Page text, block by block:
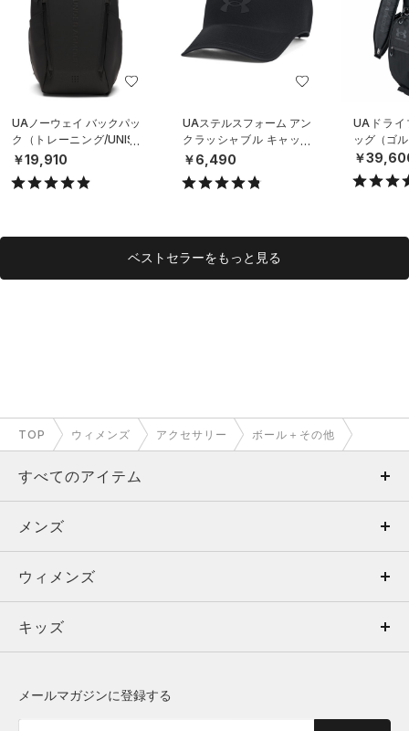
UAノーウェイ バックパッ
ク（トレーニング/UNISE
X）
￥19,910
UAステルスフォーム アン
クラッシャブル キャップ
（ライフスタイル/UNISE
X）
￥6,490
UAドライ
ッグ（ゴ
￥
ベストセラーをもっと見る
TOP ウィメンズ アクセサリー ボール＋その他
すべてのアイテム
メンズ
ウィメンズ
キッズ
メンズ
トップス
ボトムス
ウィメンズ
トップス
キッズ
メールマガジンに登録する